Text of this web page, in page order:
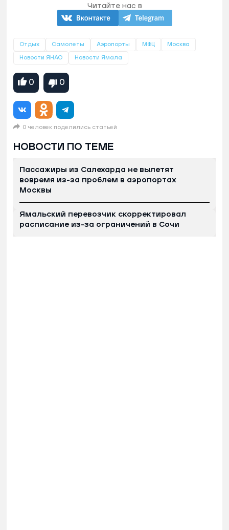
Читайте нас в
Отдых Самолеты Аэропорты МФЦ Москва
Новости ЯНАО Новости Ямала
0 0
0 человек поделились статьей
НОВОСТИ ПО ТЕМЕ
Пассажиры из Салехарда не вылетят
вовремя из-за проблем в аэропортах
Москвы
Ямальский перевозчик скорректировал
расписание из-за ограничений в Сочи